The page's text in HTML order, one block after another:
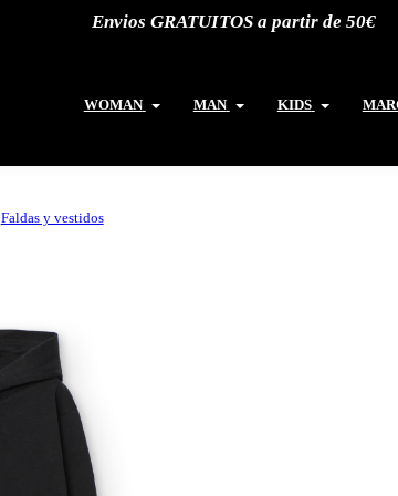
Envios GRATUITOS a partir de 50€
WOMAN MAN KIDS
Faldas y vestidos